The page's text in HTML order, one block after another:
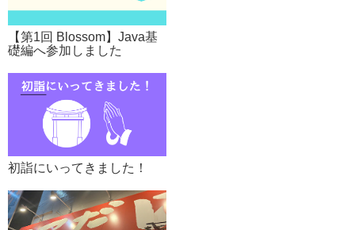
【第1回 Blossom】Java基
礎編へ参加しました
初詣にいってきました！